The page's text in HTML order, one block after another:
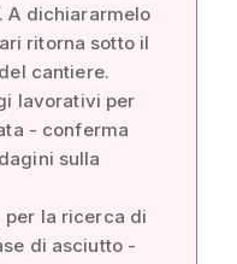
A dichiararmelo
ritorna sotto il
cantiere.
lavorativi per
- conferma
sulla
per la ricerca di
di asciutto -